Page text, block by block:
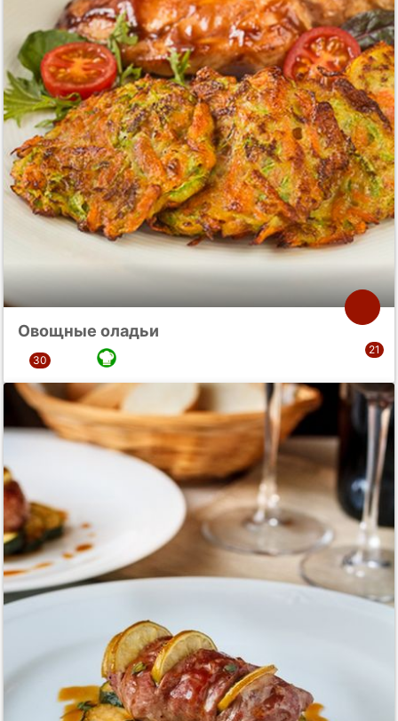
Овощные оладьи